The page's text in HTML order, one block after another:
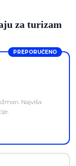
za turizam
PREPORUČENO
Najviša